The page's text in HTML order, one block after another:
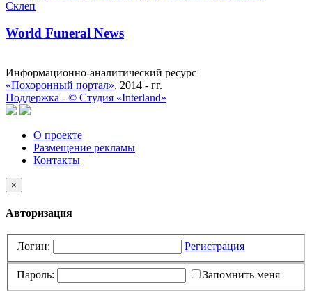
Склеп
World Funeral News
Информационно-аналитический ресурс
«Похоронный портал», 2014 - гг.
Поддержка - © Cтудия «Interland»
О проекте
Размещение рекламы
Контакты
×
Авторизация
Логин: Регистрация
Пароль: Запомнить меня